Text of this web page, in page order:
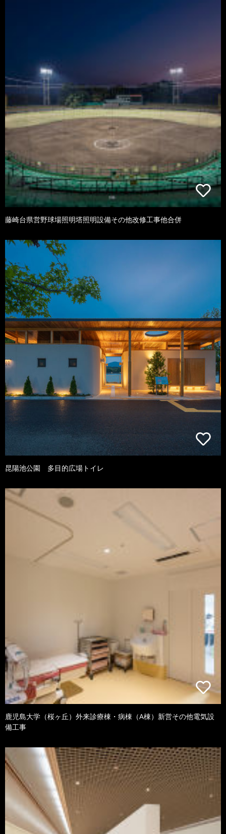
藤崎台県営野球場照明塔照明設備その他改修工事他合併
昆陽池公園 多目的広場トイレ
鹿児島大学（桜ヶ丘）外来診療棟・病棟（A棟）新営その他電気設
備工事